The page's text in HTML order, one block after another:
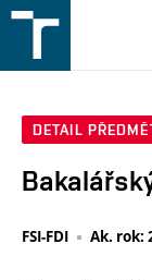
v
DETAIL
FSI-FDI Ak. rok: